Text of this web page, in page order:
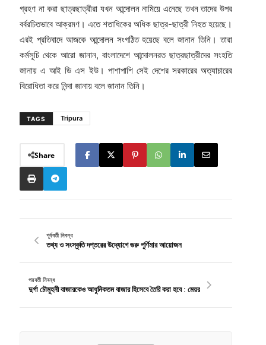
গ্রহণ না করা ছাত্রছাত্রীরা যখন আন্দোলন নামিয়ে এনেছে তখন তাদের উপর
বর্বরচিতভাবে আক্রমণ। এতে শতাধিকের অধিক ছাত্র-ছাত্রী নিহত হয়েছে।
এরই প্রতিবাদে আজকে আন্দোলন সংগঠিত হয়েছে বলে জানান তিনি। তারা
কর্মসূচি থেকে আরো জানান, বাংলাদেশে আন্দোলনরত ছাত্রছাত্রীদের সংহতি
জানায় এ আই ডি এস ইউ। পাশাপাশি সেই দেশের সরকারের অত্যাচারের
বিরোধিতা করে নিন্দা জানায় বলে জানান তিনি।
TAGS Tripura
Share
পূর্ববর্তী নিবন্ধ
তথ্য ও সংস্কৃতি দপ্তরের উদ্যোগে গুরু পূর্ণিমার আয়োজন
পরবর্তী নিবন্ধ
দুর্গা চৌমুহনী বাজারকেও আধুনিকতম বাজার হিসেবে তৈরি করা হবে : মেয়র